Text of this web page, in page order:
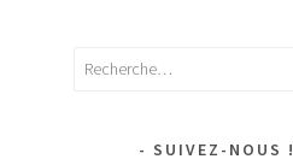
Rechercher :
SUIVEZ-NOUS !